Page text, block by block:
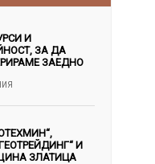
И
ЗА ДА
ЗАЕДНО
И
ЗЛАТИЦА